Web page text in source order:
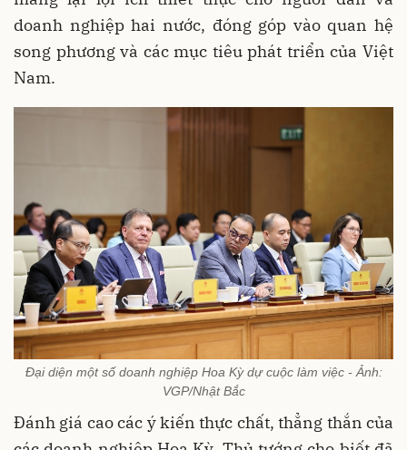
doanh nghiệp hai nước, đóng góp vào quan hệ
song phương và các mục tiêu phát triển của Việt
Nam.
Đại diện một số doanh nghiệp Hoa Kỳ dự cuộc làm việc - Ảnh:
VGP/Nhật Bắc
Đánh giá cao các ý kiến thực chất, thẳng thắn của